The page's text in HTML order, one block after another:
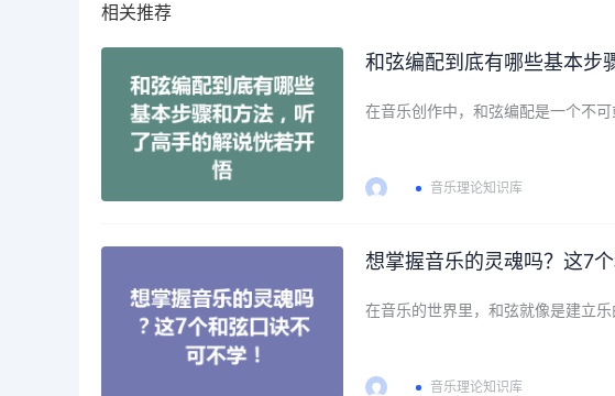
相关推荐
和弦编配到底有哪些基本步
在音乐创作中，和弦编配是一个不
音乐理论知识库
想掌握音乐的灵魂吗？这7
在音乐的世界里，和弦就像是建立
音乐理论知识库